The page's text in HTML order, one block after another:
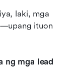
laki, mga
ituon
ng mga lead